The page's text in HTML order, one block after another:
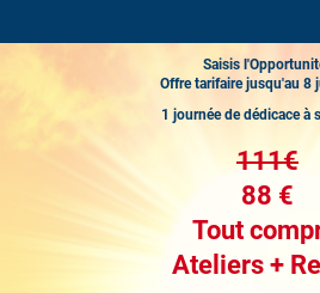
Saisis
Offre tarifaire jusqu'au 8
1 journée de dédicace à
111€
88 €
Tout
Ateliers +